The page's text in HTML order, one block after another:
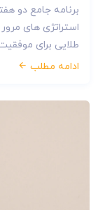
برنامه جامع دو
استراتژی های
طلایی برای
ادامه مطلب